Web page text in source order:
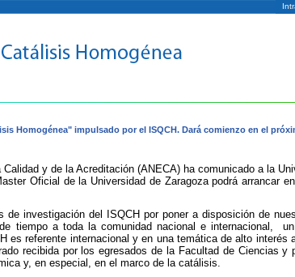
Homogénea" impulsado por el ISQCH. Dará comienzo en el
y de la Acreditación (ANECA) ha comunicado a la
Oficial de la Universidad de Zaragoza podrá arrancar
investigación del ISQCH por poner a disposición de
tiempo a toda la comunidad nacional e internacional,
es referente internacional y en una temática de alto interés
recibida por los egresados de la Facultad de Ciencias y
y, en especial, en el marco de la catálisis.